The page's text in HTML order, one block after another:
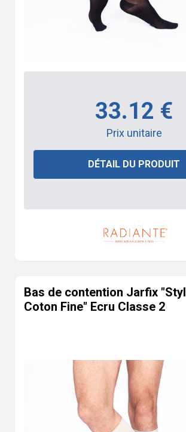
33.12 €
Prix unitaire
DÉTAIL DU PRODUIT
Bas de contention Jarfix "Styl
Coton Fine" Ecru Classe 2